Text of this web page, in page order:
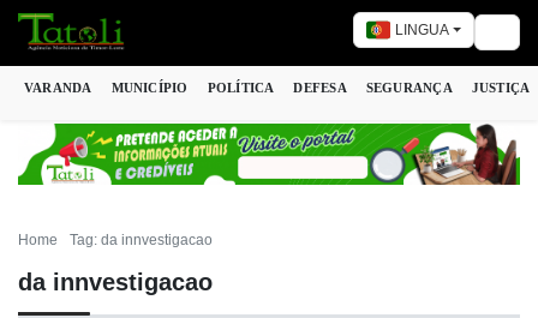
LINGUA
VARANDA MUNICÍPIO POLÍTICA DEFESA SEGURANÇA JUSTIÇA
Home Tag: da innvestigacao
da innvestigacao